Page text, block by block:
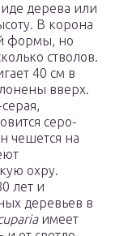
дерева или
В корона
формы, но
стволов.
40 см в
вверх.
серо-
чешется на
охру.
лет и
деревьев в
имеет